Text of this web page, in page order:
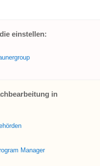
einstellen:
in
Manager